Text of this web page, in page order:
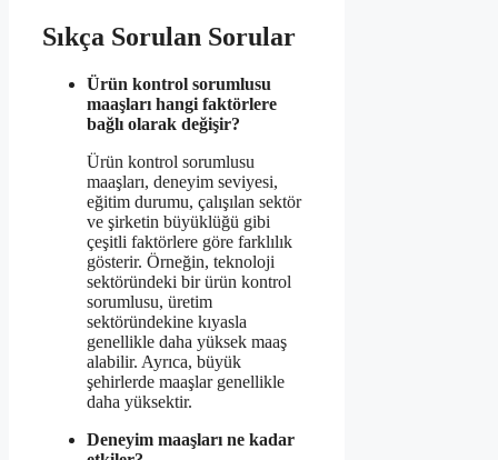
Sıkça Sorulan Sorular
Ürün kontrol sorumlusu
maaşları hangi faktörlere
bağlı olarak değişir?
Ürün kontrol sorumlusu
maaşları, deneyim seviyesi,
eğitim durumu, çalışılan sektör
ve şirketin büyüklüğü gibi
çeşitli faktörlere göre farklılık
gösterir. Örneğin, teknoloji
sektöründeki bir ürün kontrol
sorumlusu, üretim
sektöründekine kıyasla
genellikle daha yüksek maaş
alabilir. Ayrıca, büyük
şehirlerde maaşlar genellikle
daha yüksektir.
Deneyim maaşları ne kadar